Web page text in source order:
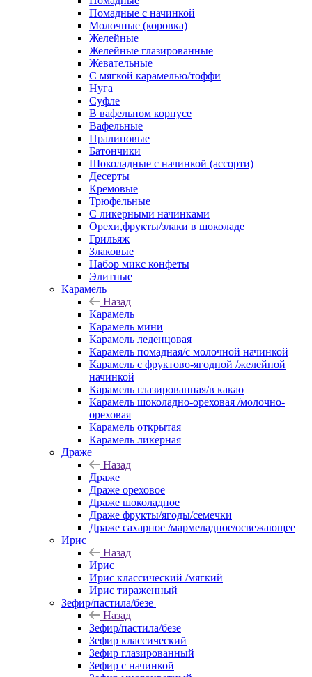
Помадные с начинкой
Молочные (коровка)
Желейные
Желейные глазированные
Жевательные
С мягкой карамелью/тоффи
Нуга
Суфле
В вафельном корпусе
Вафельные
Пралиновые
Батончики
Шоколадные с начинкой (ассорти)
Десерты
Кремовые
Трюфельные
С ликерными начинками
Орехи,фрукты/злаки в шоколаде
Грильяж
Злаковые
Набор микс конфеты
Элитные
Карамель
Назад
Карамель
Карамель мини
Карамель леденцовая
Карамель помадная/с молочной начинкой
Карамель с фруктово-ягодной /желейной
начинкой
Карамель глазированная/в какао
Карамель шоколадно-ореховая /молочно-
ореховая
Карамель открытая
Карамель ликерная
Драже
Назад
Драже
Драже ореховое
Драже шоколадное
Драже фрукты/ягоды/семечки
Драже сахарное /мармеладное/освежающее
Ирис
Назад
Ирис
Ирис классический /мягкий
Ирис тираженный
Зефир/пастила/безе
Назад
Зефир/пастила/безе
Зефир классический
Зефир глазированный
Зефир с начинкой